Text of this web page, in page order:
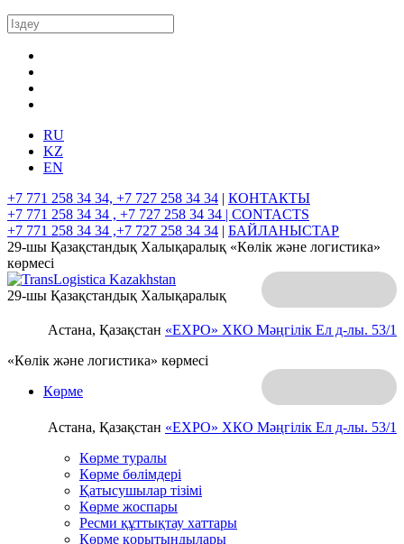
RU
KZ
EN
+7 771 258 34 34, +7 727 258 34 34 | КОНТАКТЫ
+7 771 258 34 34 , +7 727 258 34 34 | CONTACTS
+7 771 258 34 34 ,+7 727 258 34 34 | БАЙЛАНЫСТАР
29-шы Қазақстандық Халықаралық «Көлік және логистика»
көрмесі
Астана, Қазақстан «EXPO» ХКО Мәңгілік Ел д-лы. 53/1
29-шы Қазақстандық Халықаралық
«Көлік және логистика» көрмесі
Астана, Қазақстан «EXPO» ХКО Мәңгілік Ел д-лы. 53/1
Көрме
Көрме туралы
Көрме бөлімдері
Қатысушылар тізімі
Көрме жоспары
Ресми құттықтау хаттары
Көрме қорытындылары